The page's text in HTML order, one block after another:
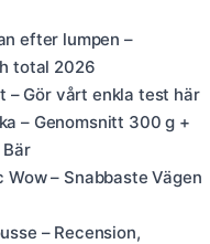
efter lumpen –
total 2026
– Gör vårt enkla test här
– Genomsnitt 300 g +
Bär
Wow – Snabbaste Vägen
– Recension,